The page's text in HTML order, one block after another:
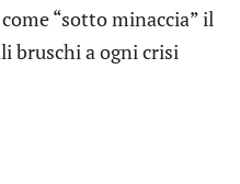
“sotto minaccia” il
bruschi a ogni crisi